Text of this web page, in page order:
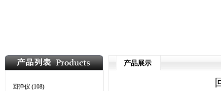
回弹仪 (108)
产品展示